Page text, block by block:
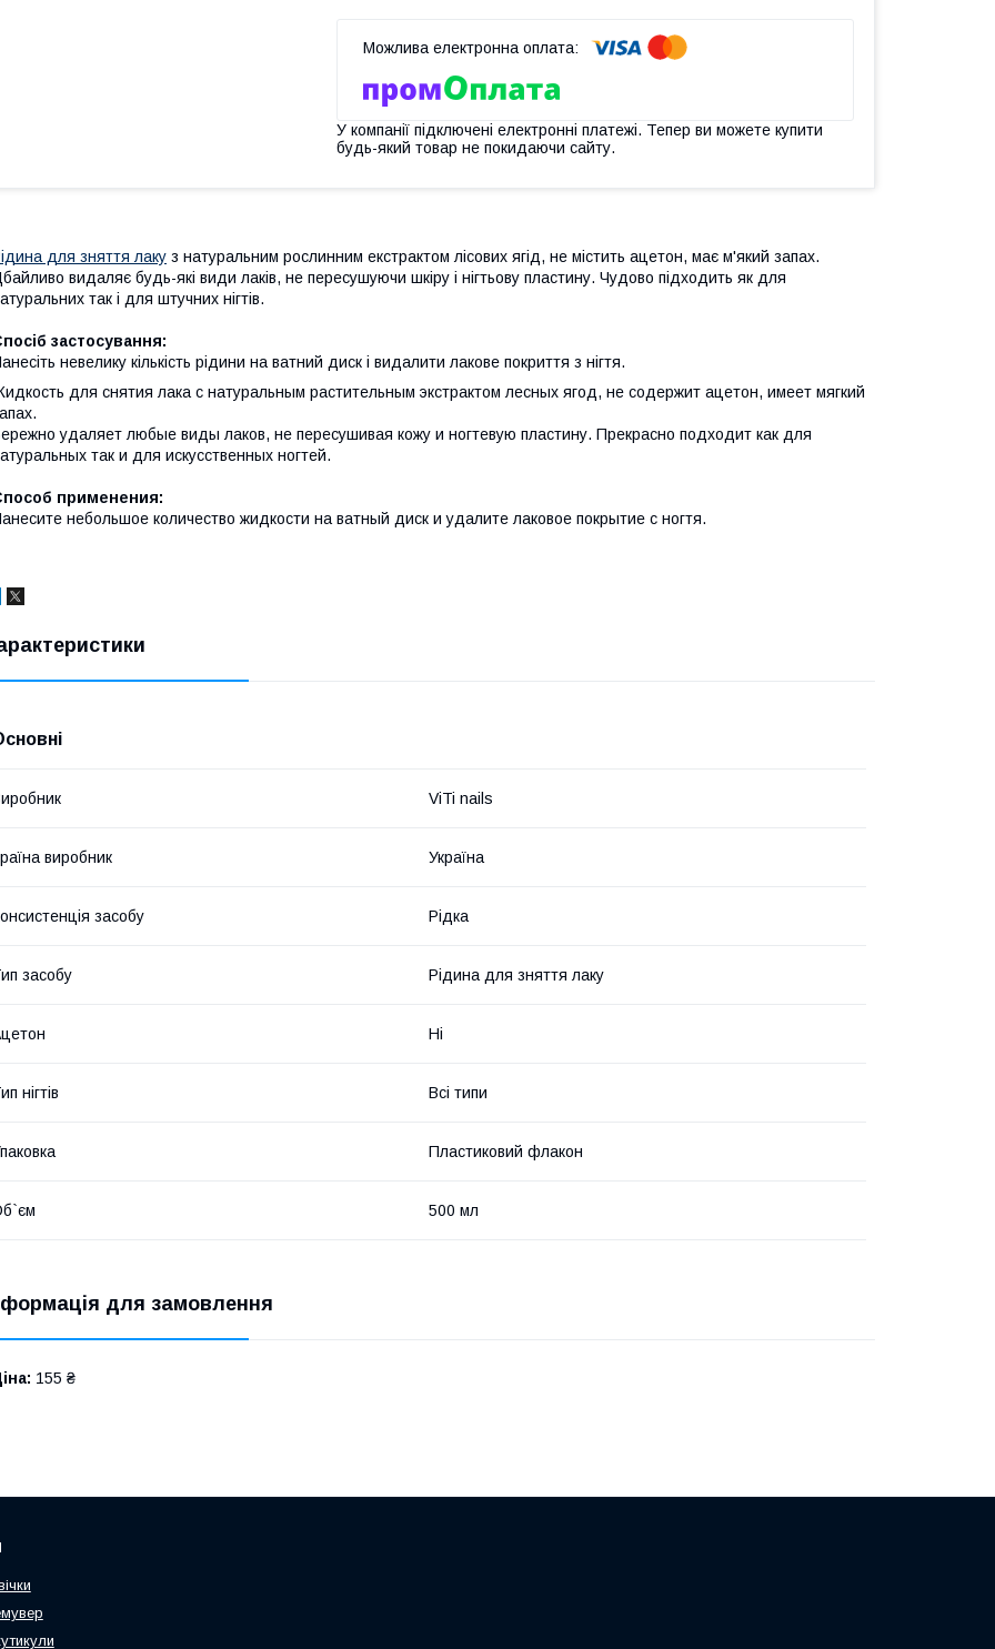
У компанії підключені електронні платежі. Тепер ви можете купити
будь-який товар не покидаючи сайту.
для зняття лаку з натуральним рослинним екстрактом лісових ягід, не містить ацетон, має м'який запах.
видаляє будь-які види лаків, не пересушуючи шкіру і нігтьову пластину. Чудово підходить як для
так і для штучних нігтів.
застосування:
невелику кількість рідини на ватний диск і видалити лакове покриття з нігтя.
для снятия лака с натуральным растительным экстрактом лесных ягод, не содержит ацетон, имеет мягкий
удаляет любые виды лаков, не пересушивая кожу и ногтевую пластину. Прекрасно подходит как для
так и для искусственных ногтей.
применения:
небольшое количество жидкости на ватный диск и удалите лаковое покрытие с ногтя.
ViTi nails
виробник Україна
засобу Рідка
засобу Рідина для зняття лаку
Ні
нігтів Всі типи
Пластиковий флакон
500 мл
для замовлення
155 ₴